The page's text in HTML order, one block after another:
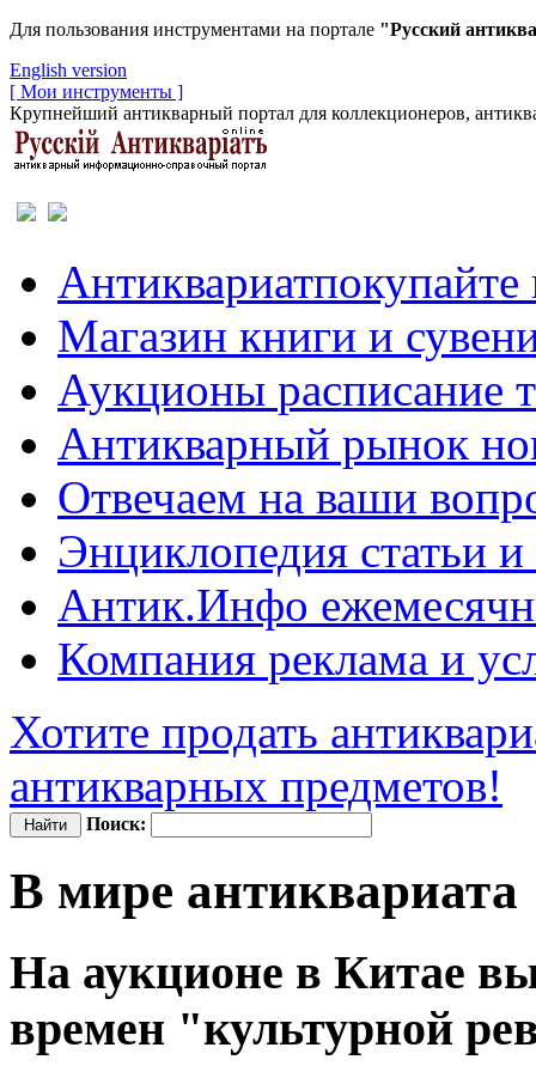
Для пользования инструментами на портале "Русский
English version
[ Мои инструменты ]
Крупнейший антикварный портал для коллекционеров,
Антиквариатпокупайте
Магазин книги и
Аукционы расписание
Антикварный рынок
Отвечаем на ваши
Энциклопедия статьи
Антик.Инфо
Компания реклама и
Хотите продать
антикварных предметов!
Поиск:
В мире антиквариата
На аукционе в Китае
времен "культурной